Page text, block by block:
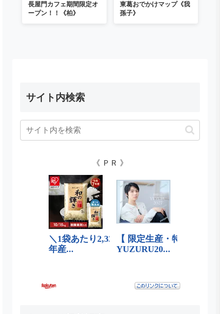
長屋門カフェ期間限定オ
ープン！！《柏》
東葛おでかけマップ《我
孫子》
サイト内検索
《 ＰＲ 》